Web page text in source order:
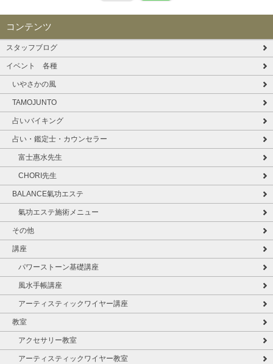
コンテンツ
スタッフブログ
イベント 各種
いやさかの風
TAMOJUNTO
占いバイキング
占い・鑑定士・カウンセラー
富士惠水先生
CHORI先生
BALANCE氣功エステ
氣功エステ施術メニュー
その他
講座
パワーストーン基礎講座
風水手帳講座
アーティスティックワイヤー講座
教室
アクセサリー教室
アーティスティックワイヤー教室